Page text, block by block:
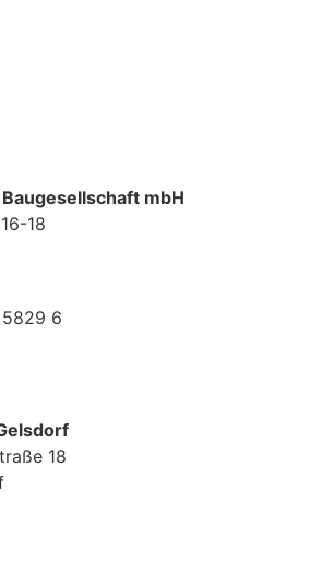
mbH
18
6
18